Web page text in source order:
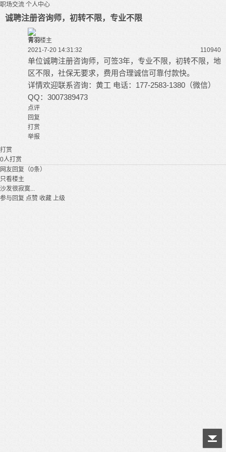
职场交流 个人中心
诚聘注册咨询师，初转不限，专业不限
青羽楼主
2021-7-20 14:31:32
110940
单位诚聘注册咨询师，可签3年，专业不限，初转不限，地
区不限，社保无要求，费用合理诚信可靠付款快。
详情欢迎联系咨询：黄工 电话：177-2583-1380（微信）
QQ：3007389473
点评
回复
打赏
举报
打赏
0人打赏
网友回复（0条）
只看楼主
沙发很寂寞...
参与回复 点赞 收藏 上级